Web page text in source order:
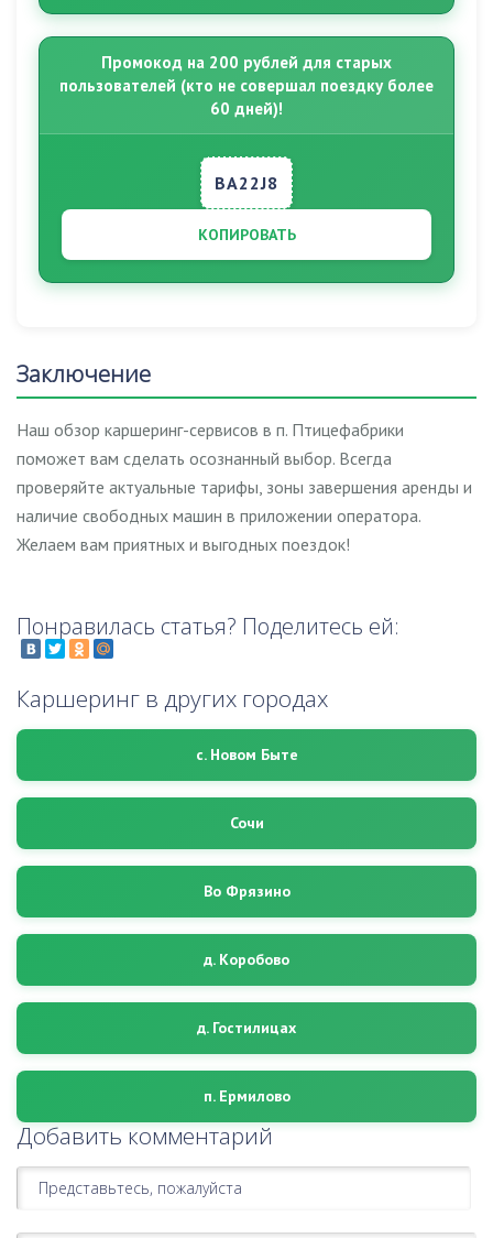
Промокод на 200 рублей для старых
пользователей (кто не совершал поездку более
60 дней)!
BA22J8
КОПИРОВАТЬ
Заключение
Наш обзор каршеринг-сервисов в п. Птицефабрики
поможет вам сделать осознанный выбор. Всегда
проверяйте актуальные тарифы, зоны завершения аренды и
наличие свободных машин в приложении оператора.
Желаем вам приятных и выгодных поездок!
Понравилась статья? Поделитесь ей:
Каршеринг в других городах
с. Новом Быте
Сочи
Во Фрязино
д. Коробово
д. Гостилицах
п. Ермилово
Добавить комментарий